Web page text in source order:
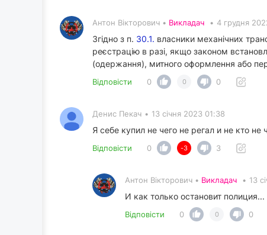
Антон Вікторович • Викладач • 4 грудня
Згідно з п. 30.1. власники механічних
реєстрацію в разі, якщо законом
(одержання), митного оформлення або
Відповісти 0 0 0
Денис Пекач • 13 січня 2023 01:38
Я себе купил не чего не регал и не кто
Відповісти 0 -3 3
Антон Вікторович • Викладач • 13
И как только остановит
Відповісти 0 0 0